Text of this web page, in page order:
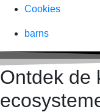
Cookies
barns
Ontdek de